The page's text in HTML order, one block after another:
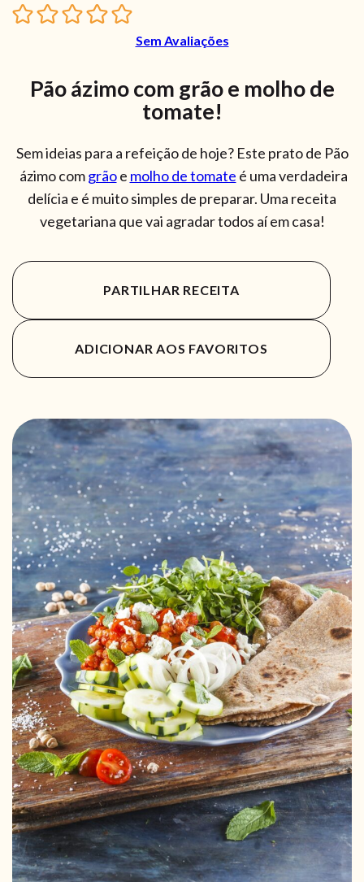
Sem Avaliações
Pão ázimo com grão e molho de
tomate!
Sem ideias para a refeição de hoje? Este prato de Pão
ázimo comgrãoe molho de tomate é uma verdadeira
delícia e é muito simples de preparar. Uma receita
vegetariana que vai agradar todos aí em casa!
PARTILHAR RECEITA
ADICIONAR AOS FAVORITOS